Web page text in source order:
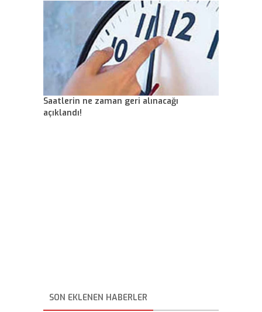
Saatlerin ne zaman geri alınacağı
açıklandı!
SON EKLENEN HABERLER